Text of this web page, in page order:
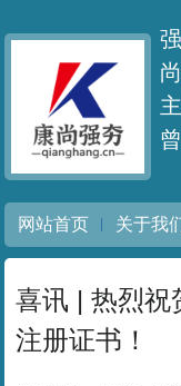
网站首页 关于我
喜讯 | 热烈祝
注册证书！